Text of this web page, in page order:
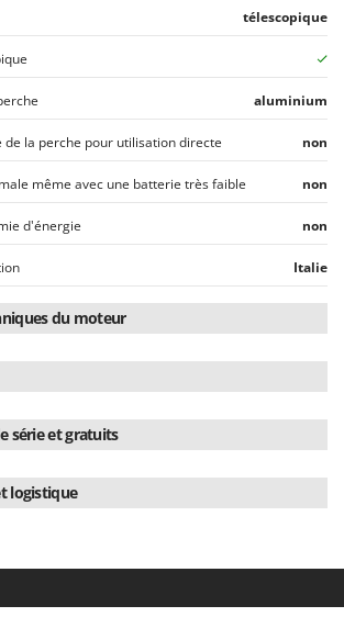
télescopique
aluminium
de la perche pour utilisation directe non
même avec une batterie très faible non
d'énergie non
Italie
du moteur
À batterie
Batterie de voiture
(W) 500 W
Avec batterie 12V
série et gratuits
Oui
logistique
2.8 Kg